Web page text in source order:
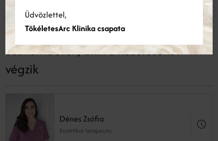
86 000 Ft
Szakemberek, akik a kezeléseket
végzik
Dénes Zsófia
Esztétikai terapeuta
Üdvözlettel,
TökéletesArc Klinika csapata